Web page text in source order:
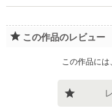
この作品のレビュー
この作品には